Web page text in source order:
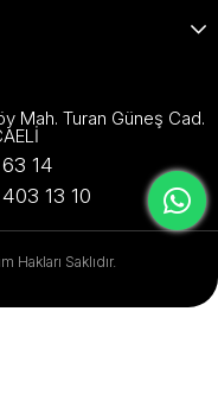
Mah. Turan Güneş Cad.
14
13 10
Saklıdır.